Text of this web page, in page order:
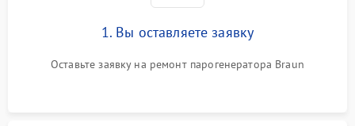
Не подает пар 1800 ₽ Подробнее →
1. Вы оставляете заявку
Оставьте заявку на ремонт парогенератора Braun